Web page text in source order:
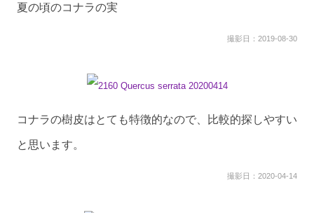
夏の頃のコナラの実
撮影日：2019-08-30
コナラの樹皮はとても特徴的なので、比較的探しやすい
と思います。
撮影日：2020-04-14